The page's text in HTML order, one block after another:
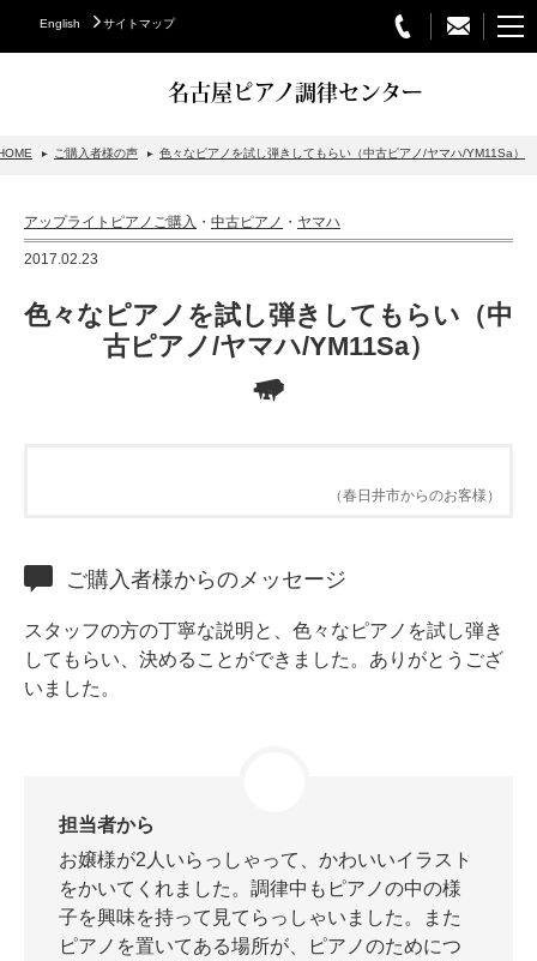
English サイトマップ
名古屋ピアノ調律センター
スタインウェイについて
アップライトピアノ
ホフマンアップライトピアノ
中古ピアノ
調律
修理
タッチ・音色の調整
ご購入者様の声 色々なピアノを試し弾きしてもらい（中古ピアノ/ヤマハ/YM11Sa）
アップライトピアノご購入 ・ 中古ピアノ ・ ヤマハ
2017.02.23
色々なピアノを試し弾きしてもらい（中
古ピアノ/ヤマハ/YM11Sa）
（春日井市からのお客様）
ご購入者様からのメッセージ
スタッフの方の丁寧な説明と、色々なピアノを試し弾き
してもらい、決めることができました。ありがとうござ
いました。
担当者から
お嬢様が2人いらっしゃって、かわいいイラスト
をかいてくれました。調律中もピアノの中の様
子を興味を持って見てらっしゃいました。また
ピアノを置いてある場所が、ピアノのためにつ